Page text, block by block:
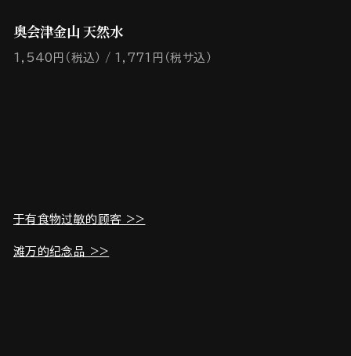
奥会津金山 天然水
1,540円（税込） 1,771円（税サ込）
于有食物过敏的顾客 >>
滩万的纪念品 >>